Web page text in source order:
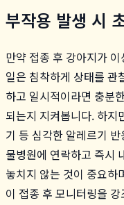
부작용 발생 시
만약 접종 후 강아지가
일은 침착하게 상태를 관
하고 일시적이라면 충분
되는지 지켜봅니다. 하지
기 등 심각한 알레르기
물병원에 연락하고 즉시
놓치지 않는 것이 중요하
이 접종 후 모니터링을